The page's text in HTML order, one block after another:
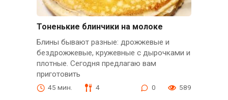
Тоненькие блинчики на молоке
Блины бывают разные: дрожжевые и
бездрожжевые, кружевные с дырочками и
плотные. Сегодня предлагаю вам
приготовить
45 мин. 4 0 589